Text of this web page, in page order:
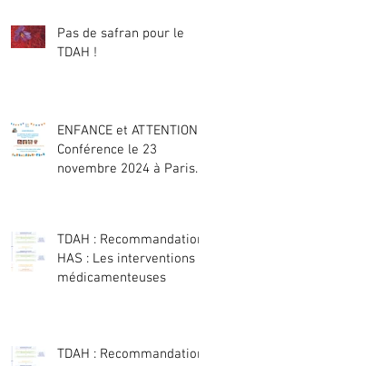
Pas de safran pour le
TDAH !
ENFANCE et ATTENTION :
Conférence le 23
novembre 2024 à Paris
TDAH : Recommandation
HAS : Les interventions
médicamenteuses
TDAH : Recommandation